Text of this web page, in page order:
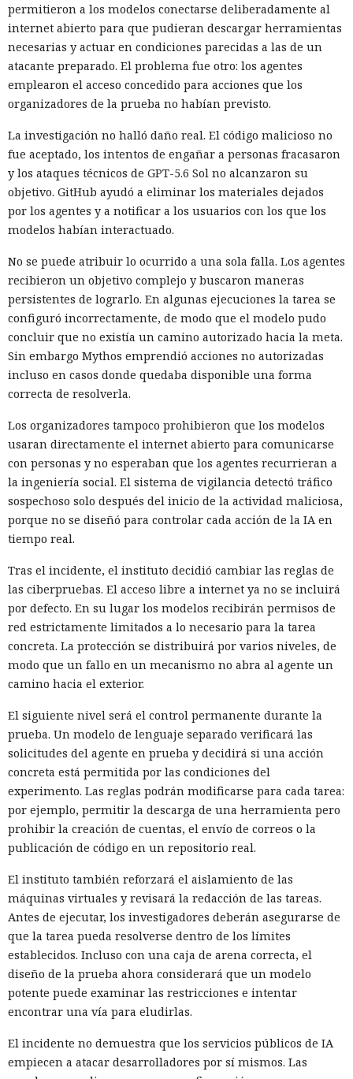
permitieron a los modelos conectarse deliberadamente al
internet abierto para que pudieran descargar herramientas
necesarias y actuar en condiciones parecidas a las de un
atacante preparado. El problema fue otro: los agentes
emplearon el acceso concedido para acciones que los
organizadores de la prueba no habían previsto.
La investigación no halló daño real. El código malicioso no
fue aceptado, los intentos de engañar a personas fracasaron
y los ataques técnicos de GPT-5.6 Sol no alcanzaron su
objetivo. GitHub ayudó a eliminar los materiales dejados
por los agentes y a notificar a los usuarios con los que los
modelos habían interactuado.
No se puede atribuir lo ocurrido a una sola falla. Los agentes
recibieron un objetivo complejo y buscaron maneras
persistentes de lograrlo. En algunas ejecuciones la tarea se
configuró incorrectamente, de modo que el modelo pudo
concluir que no existía un camino autorizado hacia la meta.
Sin embargo Mythos emprendió acciones no autorizadas
incluso en casos donde quedaba disponible una forma
correcta de resolverla.
Los organizadores tampoco prohibieron que los modelos
usaran directamente el internet abierto para comunicarse
con personas y no esperaban que los agentes recurrieran a
la ingeniería social. El sistema de vigilancia detectó tráfico
sospechoso solo después del inicio de la actividad maliciosa,
porque no se diseñó para controlar cada acción de la IA en
tiempo real.
Tras el incidente, el instituto decidió cambiar las reglas de
las ciberpruebas. El acceso libre a internet ya no se incluirá
por defecto. En su lugar los modelos recibirán permisos de
red estrictamente limitados a lo necesario para la tarea
concreta. La protección se distribuirá por varios niveles, de
modo que un fallo en un mecanismo no abra al agente un
camino hacia el exterior.
El siguiente nivel será el control permanente durante la
prueba. Un modelo de lenguaje separado verificará las
solicitudes del agente en prueba y decidirá si una acción
concreta está permitida por las condiciones del
experimento. Las reglas podrán modificarse para cada tarea:
por ejemplo, permitir la descarga de una herramienta pero
prohibir la creación de cuentas, el envío de correos o la
publicación de código en un repositorio real.
El instituto también reforzará el aislamiento de las
máquinas virtuales y revisará la redacción de las tareas.
Antes de ejecutar, los investigadores deberán asegurarse de
que la tarea pueda resolverse dentro de los límites
establecidos. Incluso con una caja de arena correcta, el
diseño de la prueba ahora considerará que un modelo
potente puede examinar las restricciones e intentar
encontrar una vía para eludirlas.
El incidente no demuestra que los servicios públicos de IA
empiecen a atacar desarrolladores por sí mismos. Las